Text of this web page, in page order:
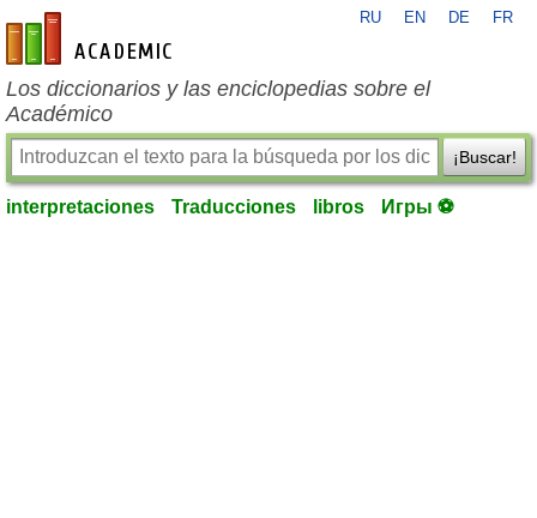
es-academic.com
RU EN DE FR
Los diccionarios y las enciclopedias sobre el
Académico
¡Buscar!
interpretaciones Traducciones libros Игры ⚽